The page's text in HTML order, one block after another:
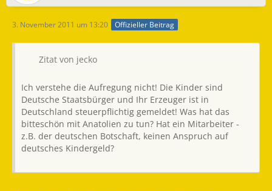
3. November 2011 um 13:20 Offizieller Beitrag
Zitat von jecko
Ich verstehe die Aufregung nicht! Die Kinder sind
Deutsche Staatsbürger und Ihr Erzeuger ist in
Deutschland steuerpflichtig gemeldet! Was hat das
bitteschön mit Anatolien zu tun? Hat ein Mitarbeiter -
z.B. der deutschen Botschaft, keinen Anspruch auf
deutsches Kindergeld?